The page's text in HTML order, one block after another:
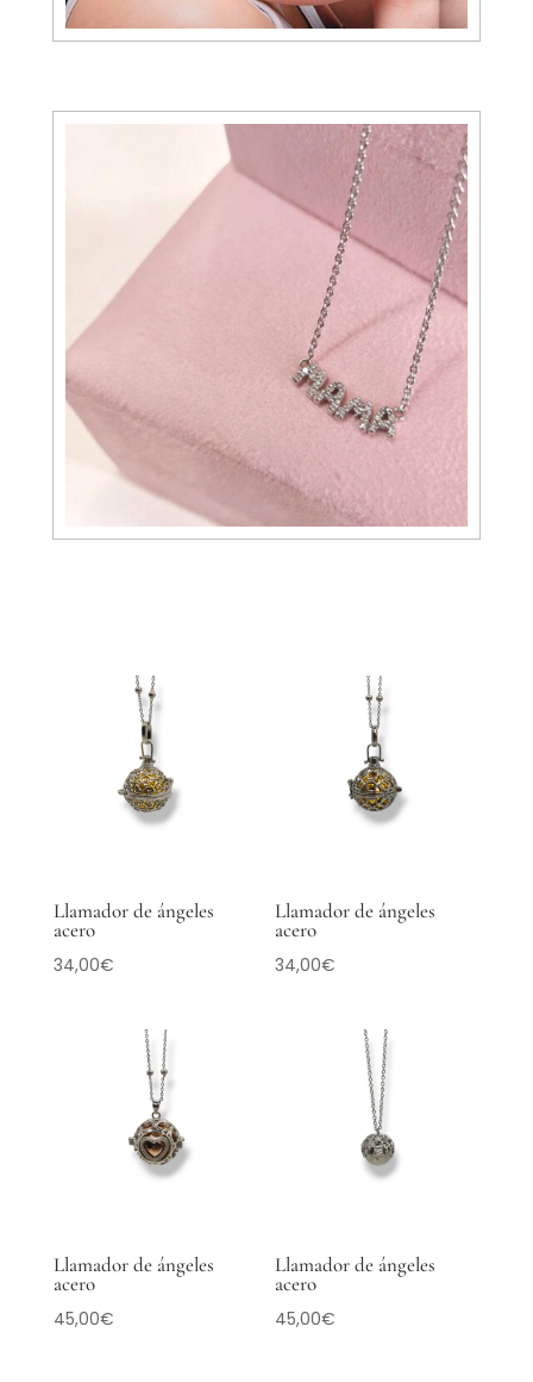
Llamador de ángeles
acero
34,00€
Llamador de ángeles
acero
34,00€
Llamador de ángeles
acero
45,00€
Llamador de ángeles
acero
45,00€